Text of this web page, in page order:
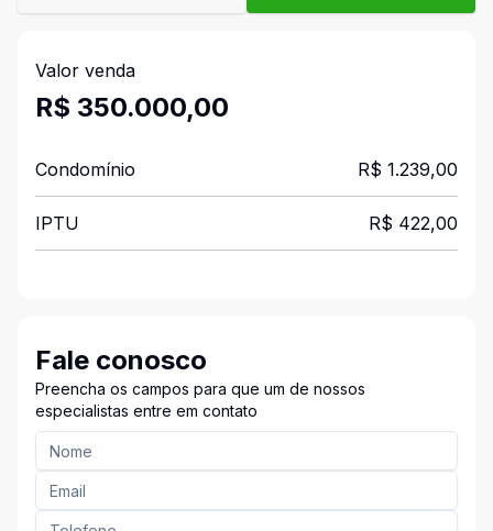
Valor venda
R$ 350.000,00
Condomínio R$ 1.239,00
IPTU R$ 422,00
Fale conosco
Preencha os campos para que um de nossos
especialistas entre em contato